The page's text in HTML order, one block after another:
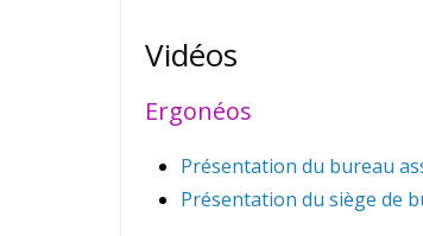
Vidéos
Ergonéos
Présentation du bureau
Présentation du siège de